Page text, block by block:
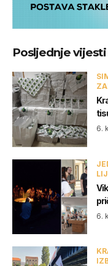
Posljednje vijesti
6.
6.